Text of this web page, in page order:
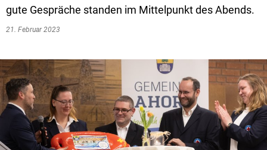
gute Gespräche standen im Mittelpunkt des Abends.
21. Februar 2023